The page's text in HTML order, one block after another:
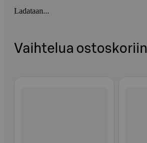
Ladataan...
Vaihtelua ostoskoriin